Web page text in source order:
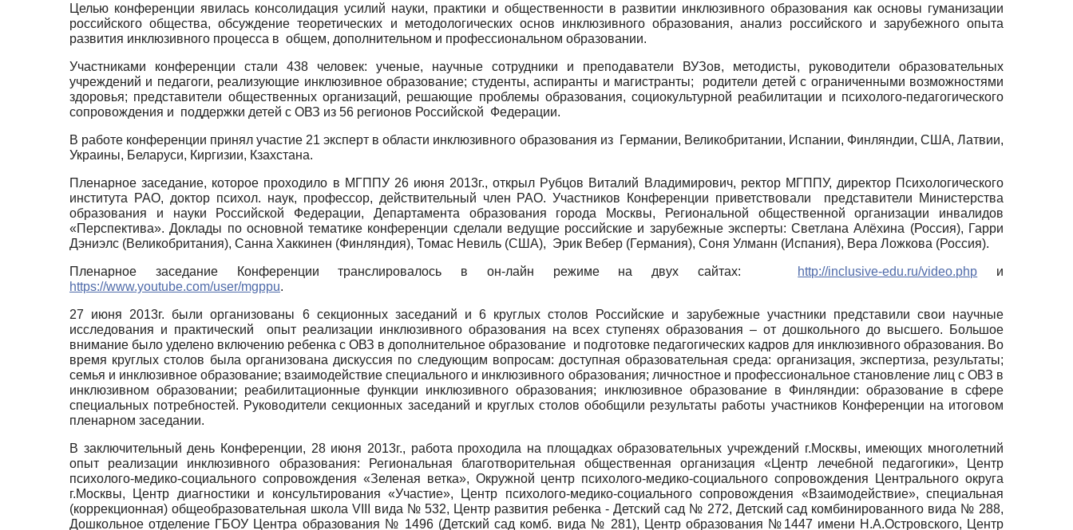
Целью конференции явилась консолидация усилий науки, практики и общественности в развитии инклюзивного образования как основы гуманизации
российского общества, обсуждение теоретических и методологических основ инклюзивного образования, анализ российского и зарубежного опыта
развития инклюзивного процесса в общем, дополнительном и профессиональном образовании.
Участниками конференции стали 438 человек: ученые, научные сотрудники и преподаватели ВУЗов, методисты, руководители образовательных
учреждений и педагоги, реализующие инклюзивное образование; студенты, аспиранты и магистранты; родители детей с ограниченными возможностями
здоровья; представители общественных организаций, решающие проблемы образования, социокультурной реабилитации и психолого-педагогического
сопровождения и поддержки детей с ОВЗ из 56 регионов Российской Федерации.
В работе конференции принял участие 21 эксперт в области инклюзивного образования из Германии, Великобритании, Испании, Финляндии, США, Латвии,
Украины, Беларуси, Киргизии, Кзахстана.
Пленарное заседание, которое проходило в МГППУ 26 июня 2013г., открыл Рубцов Виталий Владимирович, ректор МГППУ, директор Психологического
института РАО, доктор психол. наук, профессор, действительный член РАО. Участников Конференции приветствовали представители Министерства
образования и науки Российской Федерации, Департамента образования города Москвы, Региональной общественной организации инвалидов
«Перспектива». Доклады по основной тематике конференции сделали ведущие российские и зарубежные эксперты: Светлана Алёхина (Россия), Гарри
Дэниэлс (Великобритания), Санна Хаккинен (Финляндия), Томас Невиль (США), Эрик Вебер (Германия), Соня Улманн (Испания), Вера Ложкова (Россия).
Пленарное заседание Конференции транслировалось в он-лайн режиме на двух сайтах: http://inclusive-edu.ru/video.php и
https://www.youtube.com/user/mgppu.
27 июня 2013г. были организованы 6 секционных заседаний и 6 круглых столов Российские и зарубежные участники представили свои научные
исследования и практический опыт реализации инклюзивного образования на всех ступенях образования – от дошкольного до высшего. Большое
внимание было уделено включению ребенка с ОВЗ в дополнительное образование и подготовке педагогических кадров для инклюзивного образования. Во
время круглых столов была организована дискуссия по следующим вопросам: доступная образовательная среда: организация, экспертиза, результаты;
семья и инклюзивное образование; взаимодействие специального и инклюзивного образования; личностное и профессиональное становление лиц с ОВЗ в
инклюзивном образовании; реабилитационные функции инклюзивного образования; инклюзивное образование в Финляндии: образование в сфере
специальных потребностей. Руководители секционных заседаний и круглых столов обобщили результаты работы участников Конференции на итоговом
пленарном заседании.
В заключительный день Конференции, 28 июня 2013г., работа проходила на площадках образовательных учреждений г.Москвы, имеющих многолетний
опыт реализации инклюзивного образования: Региональная благотворительная общественная организация «Центр лечебной педагогики», Центр
психолого-медико-социального сопровождения «Зеленая ветка», Окружной центр психолого-медико-социального сопровождения Центрального округа
г.Москвы, Центр диагностики и консультирования «Участие», Центр психолого-медико-социального сопровождения «Взаимодействие», специальная
(коррекционная) общеобразовательная школа VIII вида № 532, Центр развития ребенка - Детский сад № 272, Детский сад комбинированного вида № 288,
Дошкольное отделение ГБОУ Центра образования № 1496 (Детский сад комб. вида № 281), Центр образования №1447 имени Н.А.Островского, Центр